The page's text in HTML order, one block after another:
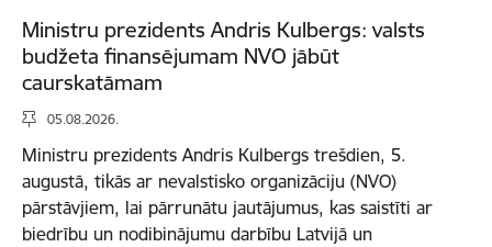
Ministru prezidents Andris Kulbergs: valsts
budžeta finansējumam NVO jābūt
caurskatāmam
05.08.2026.
Ministru prezidents Andris Kulbergs trešdien, 5.
augustā, tikās ar nevalstisko organizāciju (NVO)
pārstāvjiem, lai pārrunātu jautājumus, kas saistīti ar
biedrību un nodibinājumu darbību Latvijā un